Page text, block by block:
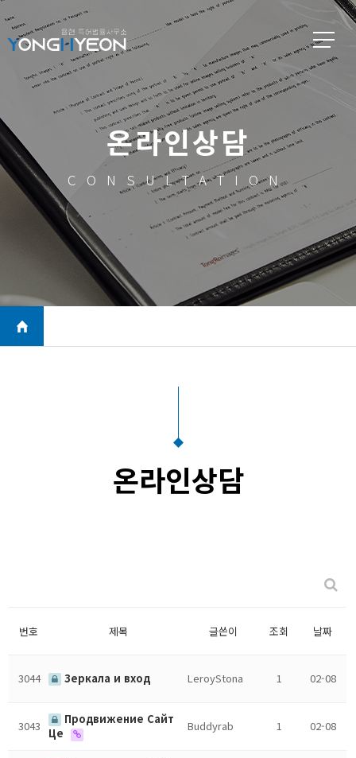
온라인상담
CONSULTATION
온라인상담
번호 제목 글쓴이 조회 날짜
3044 Зеркала и вход LeroyStona 1 02-08
3043
Продвижение Сайт
Це
Buddyrab 1 02-08